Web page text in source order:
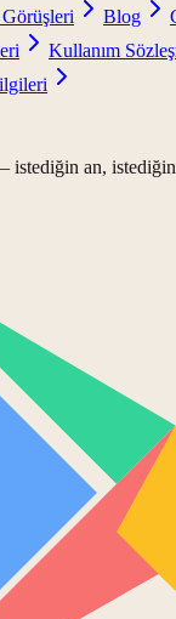
Görüşleri Blog
Kullanım
istediğin an, istediğin